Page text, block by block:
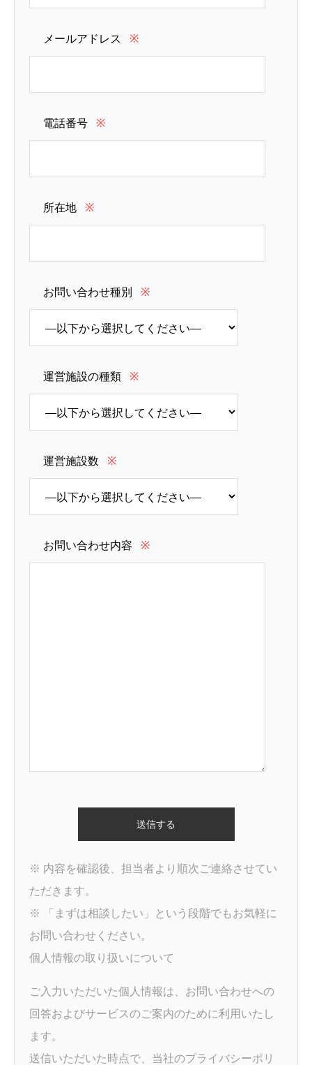
メールアドレス ※
電話番号 ※
所在地 ※
お問い合わせ種別 ※
運営施設の種類 ※
運営施設数 ※
お問い合わせ内容 ※
※ 内容を確認後、担当者より順次ご連絡させてい
ただきます。
※ 「まずは相談したい」という段階でもお気軽に
お問い合わせください。
個人情報の取り扱いについて
ご入力いただいた個人情報は、お問い合わせへの
回答およびサービスのご案内のために利用いたし
ます。
送信いただいた時点で、当社のプライバシーポリ